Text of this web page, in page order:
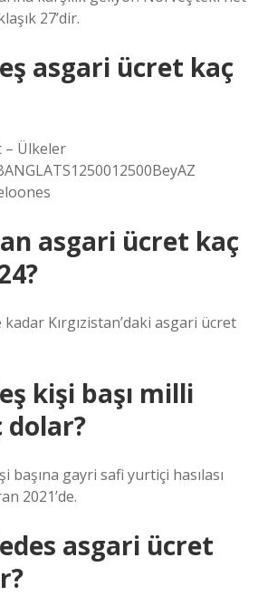
27’dir.
asgari ücret kaç
– Ülkeler
asgari ücret kaç
kadar Kırgızistan’daki asgari ücret
kişi başı milli
dolar?
başına gayri safi yurtiçi hasılası
2021’de.
asgari ücret